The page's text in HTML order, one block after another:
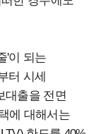
'이 되는
터 시세
대출을 전면
에 대해서는